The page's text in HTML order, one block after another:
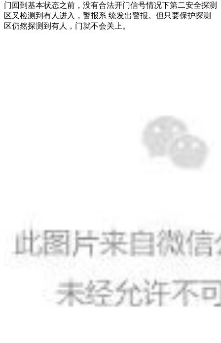
门回到基本状态之前，没有合法开门信号情况下第二安全探测
区又检测到有人进入，警报系 统发出警报。但只要保护探测
区仍然探测到有人，门就不会关上。